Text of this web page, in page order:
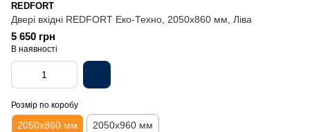
REDFORT
Двері вхідні REDFORT Еко-Техно, 2050х860 мм, Ліва
5 650 грн
В наявності
Розмір по коробу
2050х860 мм 2050х960 мм